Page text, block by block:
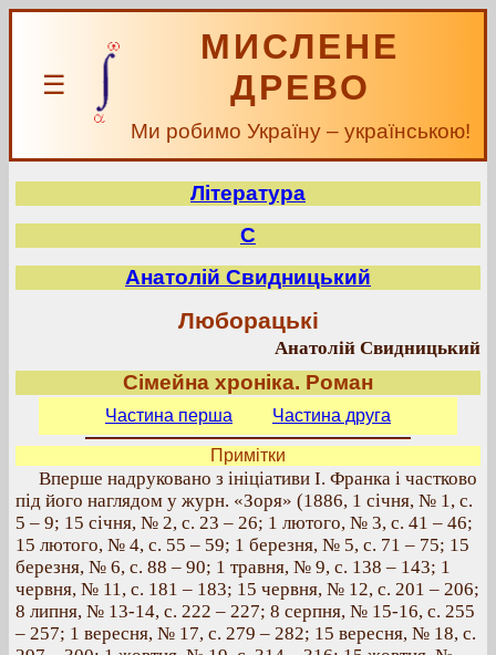
☰
МИСЛЕНЕ
ДРЕВО
Ми робимо Україну – українською!
Література
С
Анатолій Свидницький
Люборацькі
Анатолій Свидницький
Сімейна хроніка. Роман
Частина перша Частина друга
Примітки
Вперше надруковано з ініціативи І. Франка і частково
під його наглядом у журн. «Зоря» (1886, 1 січня, № 1, с.
5 – 9; 15 січня, № 2, с. 23 – 26; 1 лютого, № 3, с. 41 – 46;
15 лютого, № 4, с. 55 – 59; 1 березня, № 5, с. 71 – 75; 15
березня, № 6, с. 88 – 90; 1 травня, № 9, с. 138 – 143; 1
червня, № 11, с. 181 – 183; 15 червня, № 12, с. 201 – 206;
8 липня, № 13-14, с. 222 – 227; 8 серпня, № 15-16, с. 255
– 257; 1 вересня, № 17, с. 279 – 282; 15 вересня, № 18, с.